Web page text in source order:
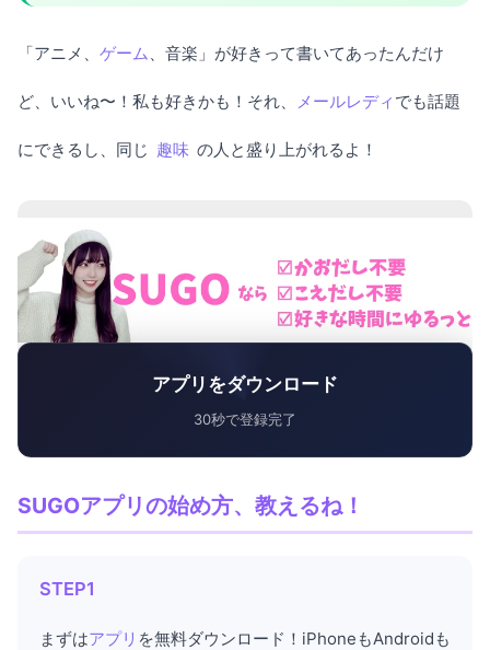
「アニメ、 ゲーム 、音楽」が好きって書いてあったんだけ
ど、いいね〜！私も好きかも！それ、 メールレディ でも話題
にできるし、同じ 趣味 の人と盛り上がれるよ！
アプリをダウンロード
30秒で登録完了
SUGOアプリの始め方、教えるね！
STEP1
まずはアプリ を無料ダウンロード！iPhoneもAndroidも